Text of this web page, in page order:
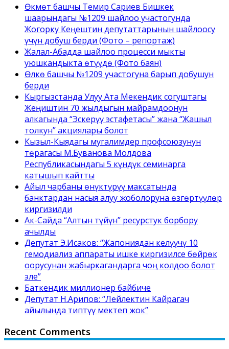
Өкмөт башчы Темир Сариев Бишкек
шаарындагы №1209 шайлоо участогунда
Жогорку Кеңештин депутаттарынын шайлоосу
үчүн добуш берди (Фото – репортаж)
Жалал-Абадда шайлоо процесси мыкты
уюшкандыкта өтүүдө (Фото баян)
Өлкө башчы №1209 участогуна барып добушун
берди
Кыргызстанда Улуу Ата Мекендик согуштагы
Жеңиштин 70 жылдыгын майрамдоонун
алкагында “Эскерүү эстафетасы” жана “Жашыл
толкун” акциялары болот
Кызыл-Кыядагы мугалимдер профсоюзунун
төрагасы М.Буванова Молдова
Республикасындагы 5 күндүк семинарга
катышып кайтты
Айыл чарбаны өнүктүрүү максатында
банктардан насыя алуу жоболоруна өзгөртүүлөр
киргизилди
Ак-Сайда “Алтын түйүн” ресурстук борбору
ачылды
Депутат Э.Исаков: “Жапониядан келүүчү 10
гемодиализ аппараты ишке киргизилсе бөйрөк
оорусунан жабыркагандарга чоң колдоо болот
эле”
Баткендик миллионер байбиче
Депутат Н.Арипов: “Лейлектин Кайрагач
айылында типтүү мектеп жок”
Recent Comments